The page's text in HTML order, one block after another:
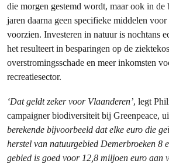
die morgen gestemd wordt, maar ook in de
jaren daarna geen specifieke middelen
voorzien. Investeren in natuur is nochtans
het resulteert in besparingen op de
overstromingsschade en meer inkomsten
recreatiesector.
‘Dat geldt zeker voor Vlaanderen’, legt
campaigner biodiversiteit bij Greenpeace,
berekende bijvoorbeeld dat elke euro die
herstel van natuurgebied Demerbroeken 8
gebied is goed voor 12,8 miljoen euro aan